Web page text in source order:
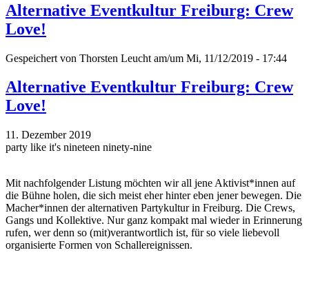
Alternative Eventkultur Freiburg: Crew
Love!
Gespeichert von Thorsten Leucht am/um Mi, 11/12/2019 - 17:44
Alternative Eventkultur Freiburg: Crew
Love!
11. Dezember 2019
party like it's nineteen ninety-nine
Mit nachfolgender Listung möchten wir all jene Aktivist*innen auf
die Bühne holen, die sich meist eher hinter eben jener bewegen. Die
Macher*innen der alternativen Partykultur in Freiburg. Die Crews,
Gangs und Kollektive. Nur ganz kompakt mal wieder in Erinnerung
rufen, wer denn so (mit)verantwortlich ist, für so viele liebevoll
organisierte Formen von Schallereignissen.